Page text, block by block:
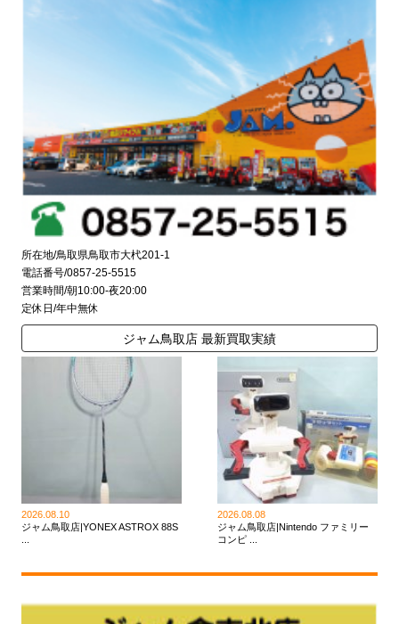
所在地/鳥取県鳥取市大杙201-1
電話番号/0857-25-5515
営業時間/朝10:00-夜20:00
定休日/年中無休
ジャム鳥取店 最新買取実績
2026.08.10
ジャム鳥取店|YONEX ASTROX 88S
2026.08.08
ジャム鳥取店|Nintendo ファミリー
コンピ ...